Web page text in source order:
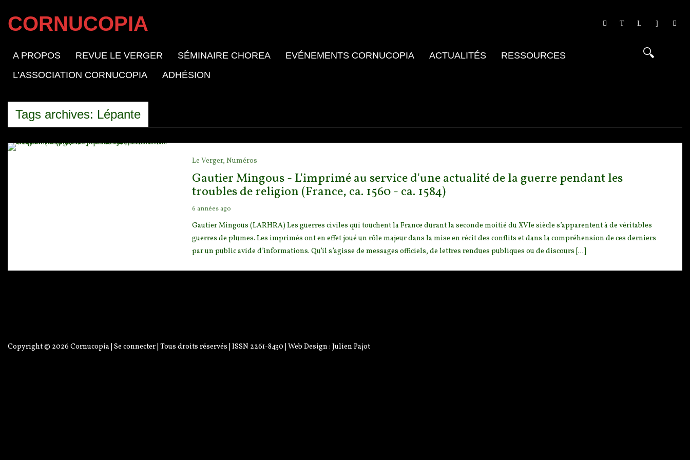
CORNUCOPIA
A PROPOS REVUE LE VERGER SÉMINAIRE CHOREA EVÉNEMENTS CORNUCOPIA ACTUALITÉS
RESSOURCES
L’ASSOCIATION CORNUCOPIA
ADHÉSION
Tags archives: Lépante
Le Verger, Numéros
Gautier Mingous - L'imprimé au service d'une actualité de la guerre pendant les
troubles de religion (France, ca. 1560 - ca. 1584)
6 années ago
Gautier Mingous (LARHRA) Les guerres civiles qui touchent la France durant la seconde moitié du XVIe siècle s’apparentent à de véritables
guerres de plumes. Les imprimés ont en effet joué un rôle majeur dans la mise en récit des conflits et dans la compréhension de ces derniers
par un public avide d’informations. Qu’il s’agisse de messages officiels, de lettres rendues publiques ou de discours [...]
Copyright © 2026 Cornucopia Se connecter | Tous droits réservés | ISSN 2261-8430 | Web Design : Julien Pajot